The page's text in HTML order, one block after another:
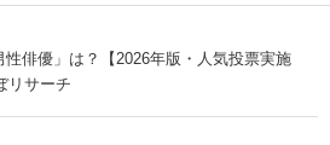
俳優」は？【2026年版・人気投票実施
リサーチ